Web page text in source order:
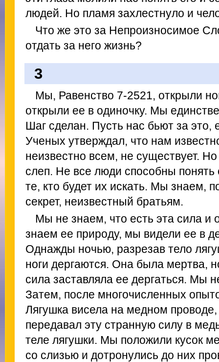
людей. Но пламя захлестнуло и
Что же это за Непроизносимое
отдать за него жизнь?
3
Мы, Равенство 7-2521, открыли
открыли ее в одиночку. Мы
Шаг сделан. Пусть нас бьют за это,
Ученых утверждал, что нам
неизвестно всем, не существует.
слеп. Не все люди способны понять
те, кто будет их искать. Мы знаем,
секрет, неизвестный братьям.
Мы не знаем, что есть эта сила и
знаем ее природу, мы видели ее в
Однажды ночью, разрезав тело
ноги дергаются. Она была мертва,
сила заставляла ее дергаться. Мы
Затем, после многочисленных
Лягушка висела на медном
передавал эту странную силу в
теле лягушки. Мы положили кусок
со слизью и дотронулись до них